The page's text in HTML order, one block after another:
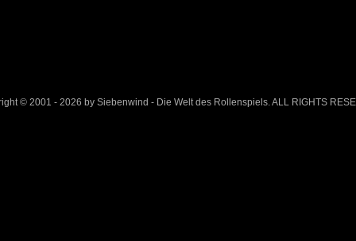
© 2001 - 2026 by Siebenwind - Die Welt des Rollenspiels. ALL RIGHTS